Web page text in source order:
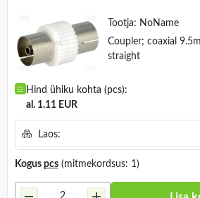
Tootja: NoName
Coupler; coaxial
straight
Hind ühiku kohta (pcs):
al. 1.11 EUR
Laos:
Kogus pcs(mitmekordsus: 1)